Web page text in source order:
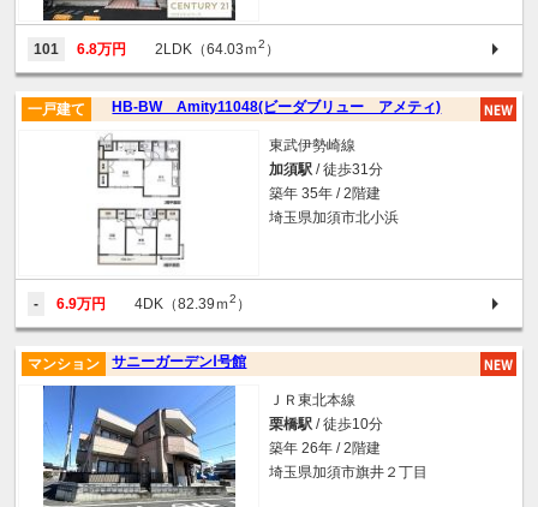
101 6.8万円 2LDK（64.03ｍ2 ）
HB-BW Amity11048(ビーダブリュー アメティ)
一戸建て
東武伊勢崎線
加須駅 / 徒歩31分
築年 35年 / 2階建
埼玉県加須市北小浜
- 6.9万円 4DK（82.39ｍ2 ）
サニーガーデンⅠ号館
マンション
ＪＲ東北本線
栗橋駅 / 徒歩10分
築年 26年 / 2階建
埼玉県加須市旗井２丁目